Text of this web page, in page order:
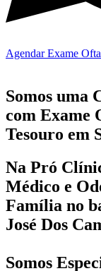
Agendar Exame
Somos uma
com Exame
Tesouro em
Na Pró
Médico e
Família no
José Dos
Somos